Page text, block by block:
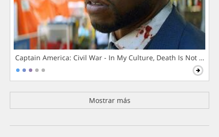
Captain America: Civil War - In My Culture, Death Is Not The
Mostrar más